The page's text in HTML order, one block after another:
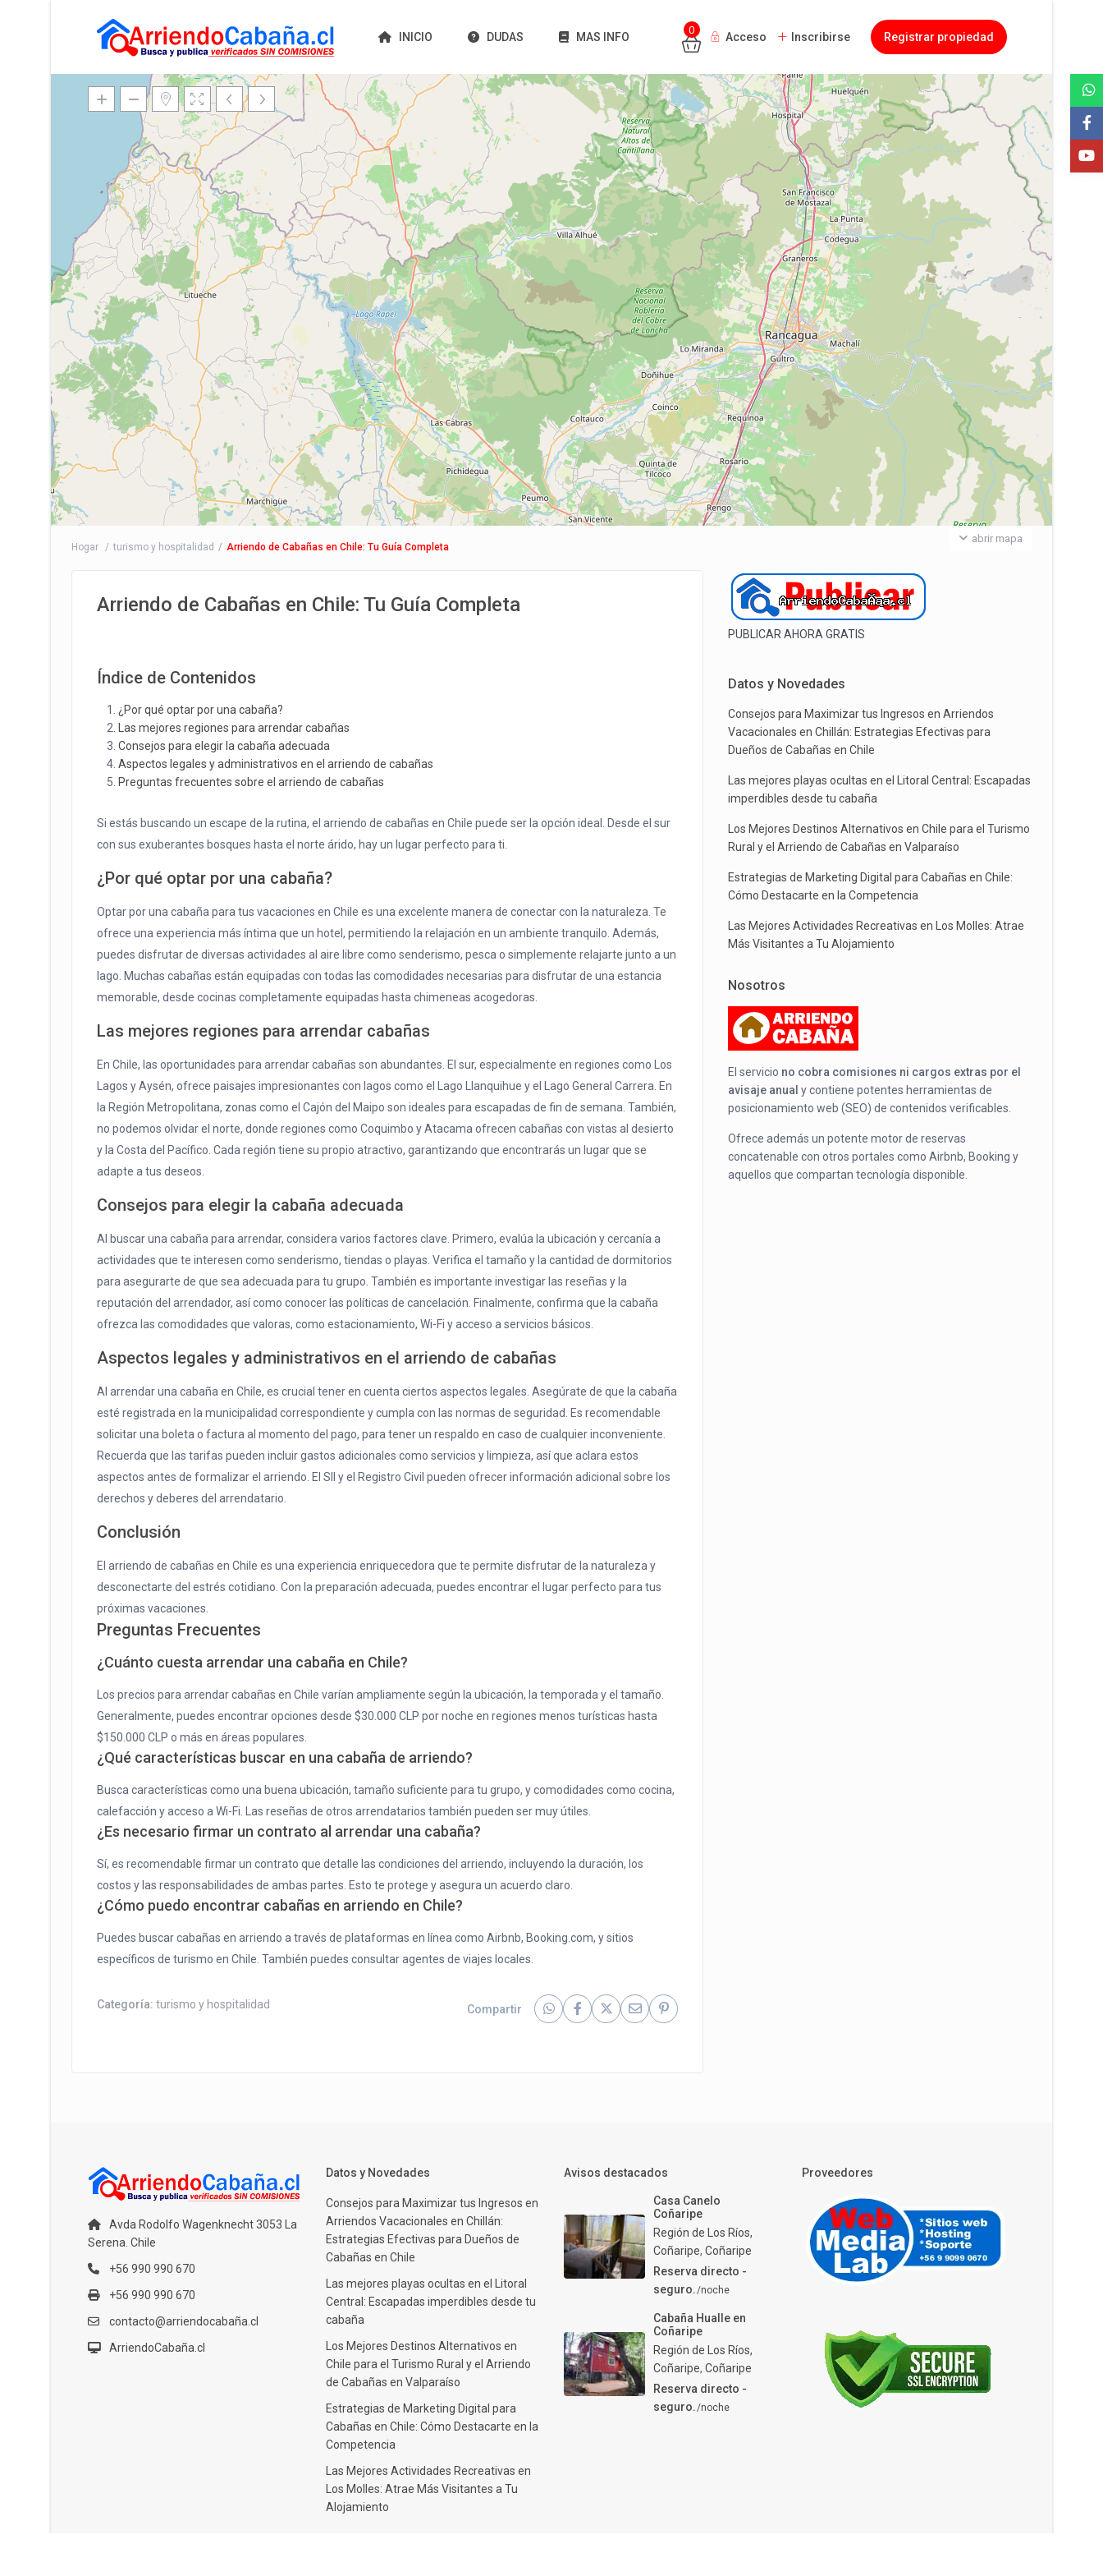
INICIO DUDAS MAS INFO
0
Acceso Inscribirse Registrar propiedad
Cargando mapas
abrir mapa
Hogar turismo y hospitalidad Arriendo de Cabañas en Chile: Tu Guía Completa
Arriendo de Cabañas en Chile: Tu Guía Completa
Índice de Contenidos
¿Por qué optar por una cabaña?
Las mejores regiones para arrendar cabañas
Consejos para elegir la cabaña adecuada
Aspectos legales y administrativos en el arriendo de cabañas
Preguntas frecuentes sobre el arriendo de cabañas
Si estás buscando un escape de la rutina, el arriendo de cabañas en Chile puede ser la opción ideal. Desde el sur
con sus exuberantes bosques hasta el norte árido, hay un lugar perfecto para ti.
¿Por qué optar por una cabaña?
Optar por una cabaña para tus vacaciones en Chile es una excelente manera de conectar con la naturaleza. Te
ofrece una experiencia más íntima que un hotel, permitiendo la relajación en un ambiente tranquilo. Además,
puedes disfrutar de diversas actividades al aire libre como senderismo, pesca o simplemente relajarte junto a un
lago. Muchas cabañas están equipadas con todas las comodidades necesarias para disfrutar de una estancia
memorable, desde cocinas completamente equipadas hasta chimeneas acogedoras.
Las mejores regiones para arrendar cabañas
En Chile, las oportunidades para arrendar cabañas son abundantes. El sur, especialmente en regiones como Los
Lagos y Aysén, ofrece paisajes impresionantes con lagos como el Lago Llanquihue y el Lago General Carrera. En
la Región Metropolitana, zonas como el Cajón del Maipo son ideales para escapadas de fin de semana. También,
no podemos olvidar el norte, donde regiones como Coquimbo y Atacama ofrecen cabañas con vistas al desierto
y la Costa del Pacífico. Cada región tiene su propio atractivo, garantizando que encontrarás un lugar que se
adapte a tus deseos.
Consejos para elegir la cabaña adecuada
Al buscar una cabaña para arrendar, considera varios factores clave. Primero, evalúa la ubicación y cercanía a
actividades que te interesen como senderismo, tiendas o playas. Verifica el tamaño y la cantidad de dormitorios
para asegurarte de que sea adecuada para tu grupo. También es importante investigar las reseñas y la
reputación del arrendador, así como conocer las políticas de cancelación. Finalmente, confirma que la cabaña
ofrezca las comodidades que valoras, como estacionamiento, Wi-Fi y acceso a servicios básicos.
Aspectos legales y administrativos en el arriendo de cabañas
Al arrendar una cabaña en Chile, es crucial tener en cuenta ciertos aspectos legales. Asegúrate de que la cabaña
esté registrada en la municipalidad correspondiente y cumpla con las normas de seguridad. Es recomendable
solicitar una boleta o factura al momento del pago, para tener un respaldo en caso de cualquier inconveniente.
Recuerda que las tarifas pueden incluir gastos adicionales como servicios y limpieza, así que aclara estos
aspectos antes de formalizar el arriendo. El SII y el Registro Civil pueden ofrecer información adicional sobre los
derechos y deberes del arrendatario.
Conclusión
El arriendo de cabañas en Chile es una experiencia enriquecedora que te permite disfrutar de la naturaleza y
desconectarte del estrés cotidiano. Con la preparación adecuada, puedes encontrar el lugar perfecto para tus
próximas vacaciones.
Preguntas Frecuentes
¿Cuánto cuesta arrendar una cabaña en Chile?
Los precios para arrendar cabañas en Chile varían ampliamente según la ubicación, la temporada y el tamaño.
Generalmente, puedes encontrar opciones desde $30.000 CLP por noche en regiones menos turísticas hasta
$150.000 CLP o más en áreas populares.
¿Qué características buscar en una cabaña de arriendo?
Busca características como una buena ubicación, tamaño suficiente para tu grupo, y comodidades como cocina,
calefacción y acceso a Wi-Fi. Las reseñas de otros arrendatarios también pueden ser muy útiles.
¿Es necesario firmar un contrato al arrendar una cabaña?
Sí, es recomendable firmar un contrato que detalle las condiciones del arriendo, incluyendo la duración, los
costos y las responsabilidades de ambas partes. Esto te protege y asegura un acuerdo claro.
¿Cómo puedo encontrar cabañas en arriendo en Chile?
Puedes buscar cabañas en arriendo a través de plataformas en línea como Airbnb, Booking.com, y sitios
específicos de turismo en Chile. También puedes consultar agentes de viajes locales.
Categoría: turismo y hospitalidad Compartir
PUBLICAR AHORA GRATIS
Datos y Novedades
Consejos para Maximizar tus Ingresos en Arriendos
Vacacionales en Chillán: Estrategias Efectivas para
Dueños de Cabañas en Chile
Las mejores playas ocultas en el Litoral Central: Escapadas
imperdibles desde tu cabaña
Los Mejores Destinos Alternativos en Chile para el Turismo
Rural y el Arriendo de Cabañas en Valparaíso
Estrategias de Marketing Digital para Cabañas en Chile:
Cómo Destacarte en la Competencia
Las Mejores Actividades Recreativas en Los Molles: Atrae
Más Visitantes a Tu Alojamiento
Nosotros
El servicio no cobra comisiones ni cargos extras por el
avisaje anual y contiene potentes herramientas de
posicionamiento web (SEO) de contenidos verificables.
Ofrece además un potente motor de reservas
concatenable con otros portales como Airbnb, Booking y
aquellos que compartan tecnología disponible.
Avda Rodolfo Wagenknecht 3053 La
Serena. Chile
+56 990 990 670
+56 990 990 670
contacto@arriendocabaña.cl
ArriendoCabaña.cl
Datos y Novedades
Consejos para Maximizar tus Ingresos en
Arriendos Vacacionales en Chillán:
Estrategias Efectivas para Dueños de
Cabañas en Chile
Las mejores playas ocultas en el Litoral
Central: Escapadas imperdibles desde tu
cabaña
Los Mejores Destinos Alternativos en
Chile para el Turismo Rural y el Arriendo
de Cabañas en Valparaíso
Estrategias de Marketing Digital para
Cabañas en Chile: Cómo Destacarte en la
Competencia
Las Mejores Actividades Recreativas en
Los Molles: Atrae Más Visitantes a Tu
Alojamiento
Avisos destacados
Casa Canelo
Coñaripe
Región de Los Ríos,
Coñaripe,Coñaripe
Reserva directo -
seguro./noche
Cabaña Hualle en
Coñaripe
Región de Los Ríos,
Coñaripe,Coñaripe
Reserva directo -
seguro./noche
Proveedores